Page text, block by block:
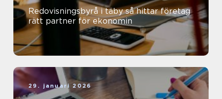
Redovisningsbyrå i täby så hittar företag
rätt partner för ekonomin
29. januari 2026